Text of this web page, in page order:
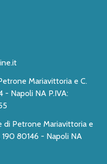
Mariavittoria e C.
di Petrone Mariavittoria e
190 80146 - Napoli NA